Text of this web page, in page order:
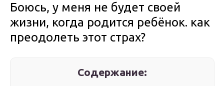
Боюсь, у меня не будет своей
жизни, когда родится ребёнок. как
преодолеть этот страх?
Содержание: